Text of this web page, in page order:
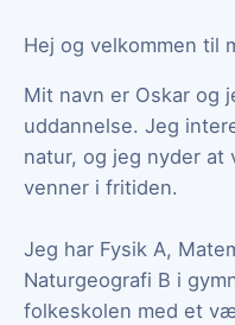
Hej og velkommen til
Mit navn er Oskar og
uddannelse. Jeg
natur, og jeg nyder at
venner i fritiden.
Jeg har Fysik A,
Naturgeografi B i
folkeskolen med et